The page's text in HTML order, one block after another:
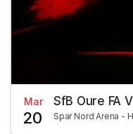
Mar
20
SfB Oure FA
Spar Nord Arena -